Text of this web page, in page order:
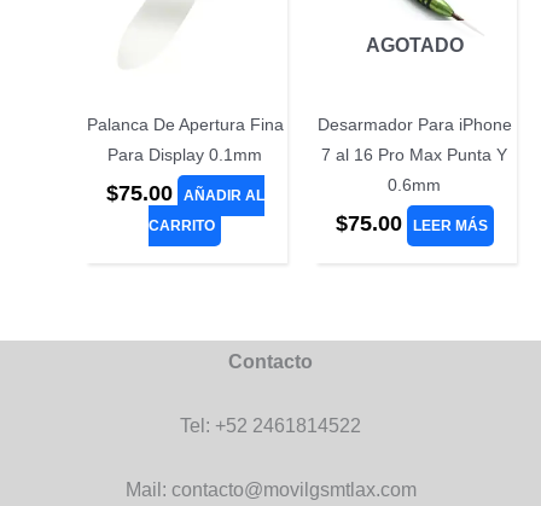
Palanca De Apertura Fina
Para Display 0.1mm
$75.00
AÑADIR AL
CARRITO
AGOTADO
Desarmador Para iPhone
7 al 16 Pro Max Punta Y
0.6mm
$75.00 LEER MÁS
Contacto
Tel: +52 2461814522
Mail: contacto@movilgsmtlax.com